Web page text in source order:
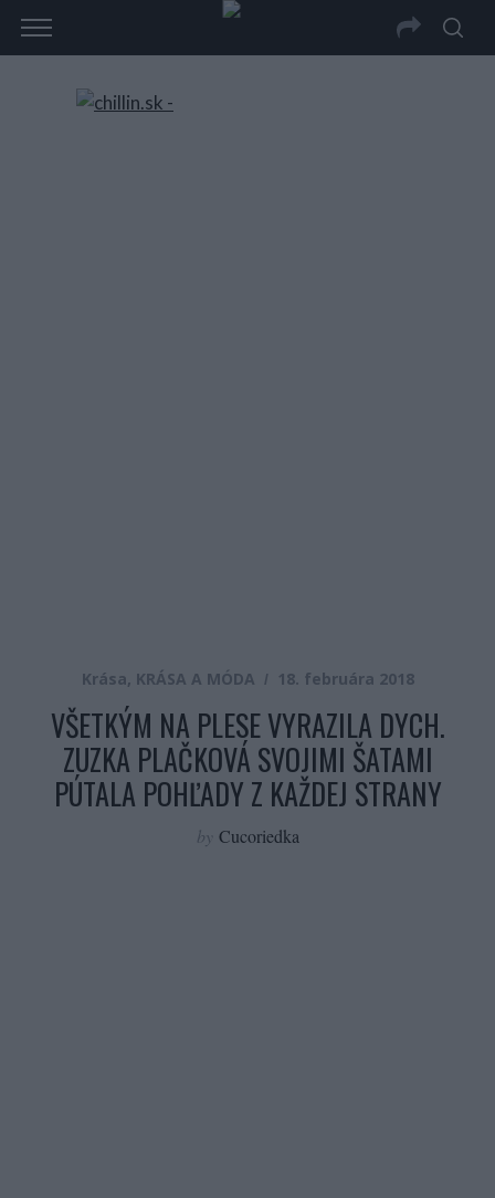
Krása, KRÁSA A MÓDA 18. februára 2018
VŠETKÝM NA PLESE VYRAZILA DYCH.
ZUZKA PLAČKOVÁ SVOJIMI ŠATAMI
PÚTALA POHĽADY Z KAŽDEJ STRANY
by Cucoriedka